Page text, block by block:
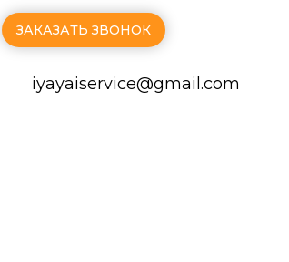
ЗАКАЗАТЬ ЗВОНОК
iyayaiservice@gmаil.com